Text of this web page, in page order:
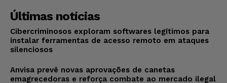
Últimas notícias
Cibercriminosos exploram softwares legítimos para
instalar ferramentas de acesso remoto em ataques
silenciosos
Anvisa prevê novas aprovações de canetas
emagrecedoras e reforça combate ao mercado ilegal